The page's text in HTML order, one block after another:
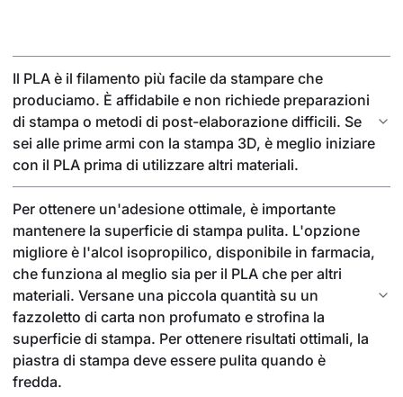
Il PLA è il filamento più facile da stampare che
produciamo. È affidabile e non richiede preparazioni
di stampa o metodi di post-elaborazione difficili. Se
sei alle prime armi con la stampa 3D, è meglio iniziare
con il PLA prima di utilizzare altri materiali.
Per ottenere un'adesione ottimale, è importante
mantenere la superficie di stampa pulita. L'opzione
migliore è l'alcol isopropilico, disponibile in farmacia,
che funziona al meglio sia per il PLA che per altri
materiali. Versane una piccola quantità su un
fazzoletto di carta non profumato e strofina la
superficie di stampa. Per ottenere risultati ottimali, la
piastra di stampa deve essere pulita quando è
fredda.